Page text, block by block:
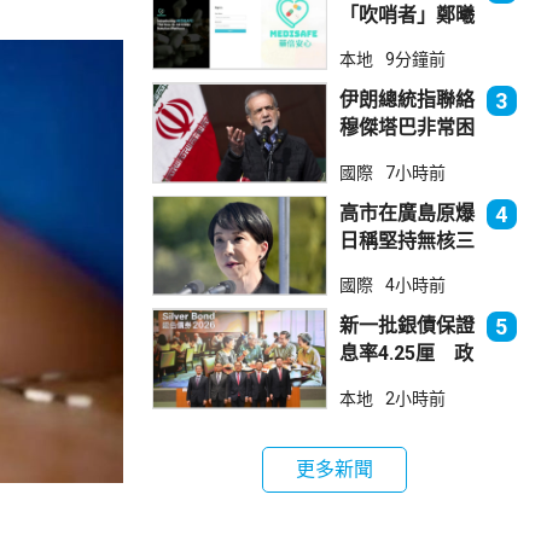
「吹哨者」鄭曦
進行刑事調查
本地 9分鐘前
伊朗總統指聯絡
穆傑塔巴非常困
製造分裂
3
國際 7小時前
高市在廣島原爆
日稱堅持無核三
止步說明現狀
4
國際 4小時前
新一批銀債保證
息率4.25厘 政
吸引力
5
本地 2小時前
更多新聞